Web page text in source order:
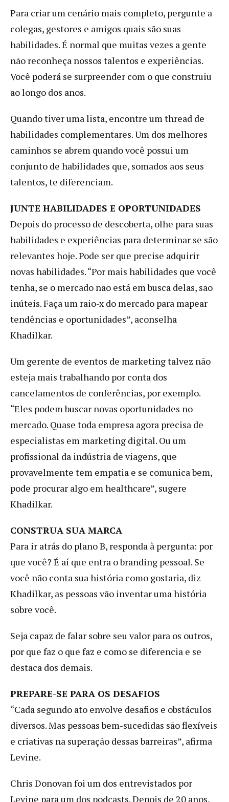
Para criar um cenário mais completo, pergunte a
colegas, gestores e amigos quais são suas
habilidades. É normal que muitas vezes a gente
não reconheça nossos talentos e experiências.
Você poderá se surpreender com o que construiu
ao longo dos anos.
Quando tiver uma lista, encontre um thread de
habilidades complementares. Um dos melhores
caminhos se abrem quando você possui um
conjunto de habilidades que, somados aos seus
talentos, te diferenciam.
JUNTE HABILIDADES E OPORTUNIDADES
Depois do processo de descoberta, olhe para suas
habilidades e experiências para determinar se são
relevantes hoje. Pode ser que precise adquirir
novas habilidades. “Por mais habilidades que você
tenha, se o mercado não está em busca delas, são
inúteis. Faça um raio-x do mercado para mapear
tendências e oportunidades”, aconselha
Khadilkar.
Um gerente de eventos de marketing talvez não
esteja mais trabalhando por conta dos
cancelamentos de conferências, por exemplo.
“Eles podem buscar novas oportunidades no
mercado. Quase toda empresa agora precisa de
especialistas em marketing digital. Ou um
profissional da indústria de viagens, que
provavelmente tem empatia e se comunica bem,
pode procurar algo em healthcare”, sugere
Khadilkar.
CONSTRUA SUA MARCA
Para ir atrás do plano B, responda à pergunta: por
que você? É aí que entra o branding pessoal. Se
você não conta sua história como gostaria, diz
Khadilkar, as pessoas vão inventar uma história
sobre você.
Seja capaz de falar sobre seu valor para os outros,
por que faz o que faz e como se diferencia e se
destaca dos demais.
PREPARE-SE PARA OS DESAFIOS
“Cada segundo ato envolve desafios e obstáculos
diversos. Mas pessoas bem-sucedidas são flexíveis
e criativas na superação dessas barreiras”, afirma
Levine.
Chris Donovan foi um dos entrevistados por
Levine para um dos podcasts. Depois de 20 anos,